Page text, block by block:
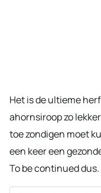
Het is de ultieme
ahornsiroop zo
toe zondigen moet
een keer een
To be continued